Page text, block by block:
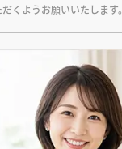
くようお願いいたします。